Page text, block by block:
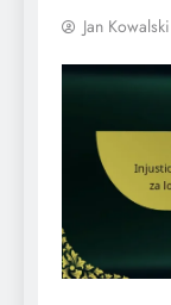
Jan Kowalski